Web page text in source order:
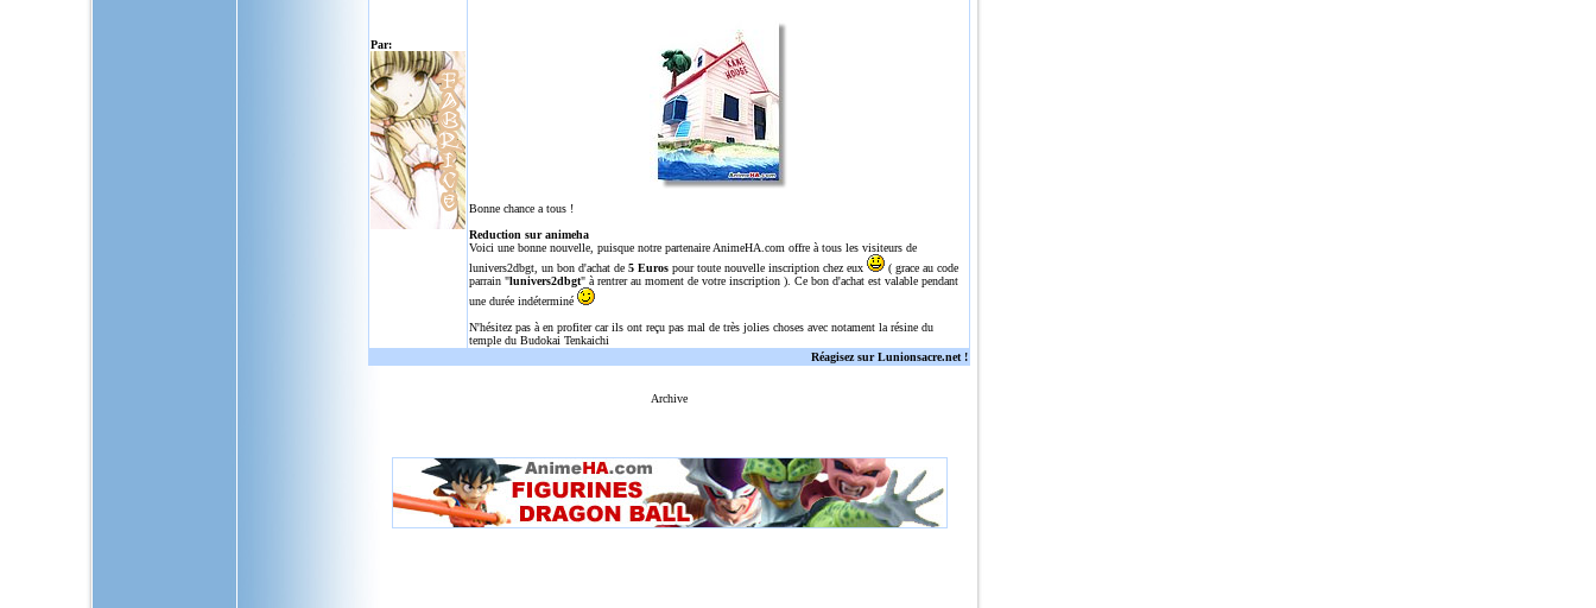
Par:
Bonne chance a tous !
Reduction sur animeha
Voici une bonne nouvelle, puisque notre partenaire AnimeHA.com offre à tous les visiteurs de
lunivers2dbgt, un bon d'achat de 5 Euros pour toute nouvelle inscription chez eux
( grace au code
parrain "lunivers2dbgt" à rentrer au moment de votre inscription ). Ce bon d'achat est valable pendant
une durée indéterminé
N'hésitez pas à en profiter car ils ont reçu pas mal de très jolies choses avec notament la résine du
temple du Budokai Tenkaichi
Réagisez sur Lunionsacre.net !
Archive